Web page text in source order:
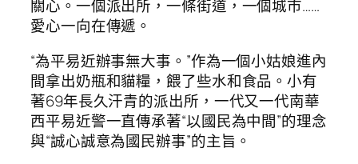
關心。一個派出所，一條街道，一個城市……
愛心一向在傳遞。
“為平易近辦事無大事。”作為一個小姑娘進內
間拿出奶瓶和貓糧，餵了些水和食品。小有
著69年長久汗青的派出所，一代又一代南華
西平易近警一直傳承著“以國民為中間”的理念
與“誠心誠意為國民辦事”的主旨。